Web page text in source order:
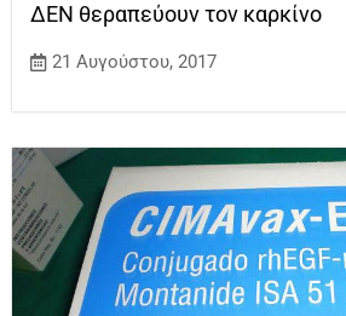
ΔΕΝ θεραπεύουν τον καρκίνο
21 Αυγούστου, 2017